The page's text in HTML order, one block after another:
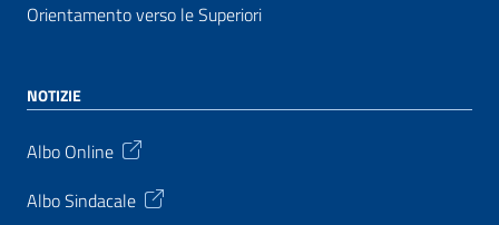
Orientamento verso le Superiori
NOTIZIE
Albo Online
Albo Sindacale